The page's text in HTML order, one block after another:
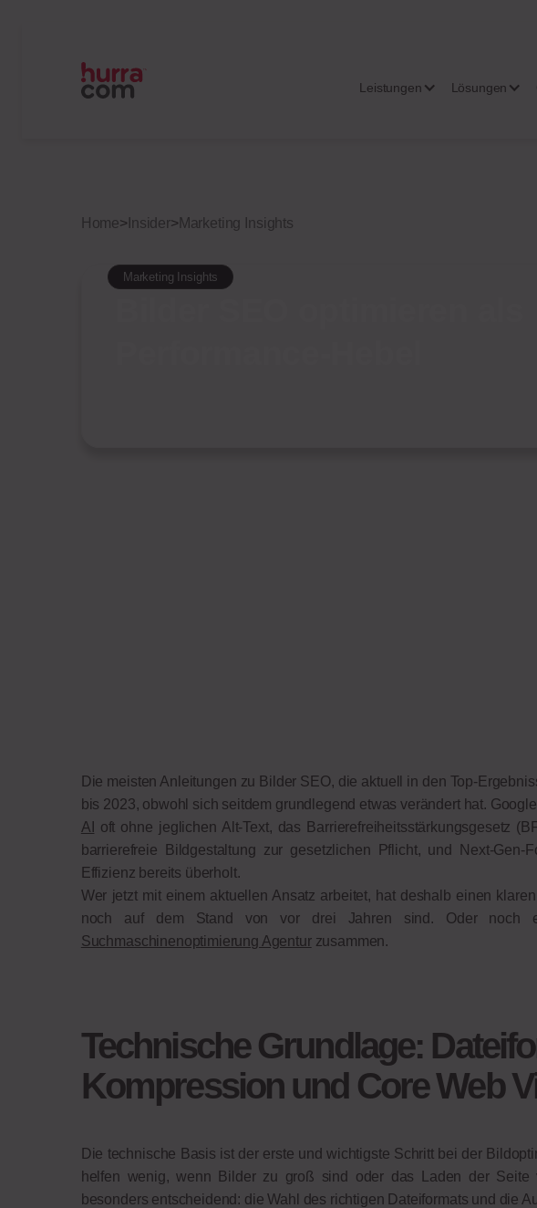
Leistungen Lösungen
Home> Insider> Marketing Insights
Marketing Insights
Die meisten Anleitungen zu Bilder SEO, die aktuell in den Top-
bis 2023, obwohl sich seitdem grundlegend etwas verändert hat.
AI
oft ohne jeglichen Alt-Text, das Barrierefreiheitsstärkungsgesetz
barrierefreie Bildgestaltung zur gesetzlichen Pflicht, und Next-
Effizienz bereits überholt.
Wer jetzt mit einem aktuellen Ansatz arbeitet, hat deshalb einen
noch auf dem Stand von vor drei Jahren sind. Oder noch
Suchmaschinenoptimierung Agenturzusammen.
Technische Grundlage:
Kompression und Core Web
Die technische Basis ist der erste und wichtigste Schritt bei der
helfen wenig, wenn Bilder zu groß sind oder das Laden der Seite
besonders entscheidend: die Wahl des richtigen Dateiformats und die